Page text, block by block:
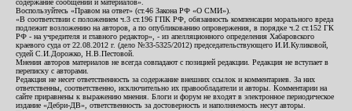
содержание сообщений и материалов».
Воспользуйтесь «Правом на ответ» (ст.46 Закона РФ «О СМИ»).
«В соответствии с положением ч.3 ст.196 ГПК РФ, обязанность компенсации морального вреда
подлежит возложению на авторов, а по опубликованию опровержения, в порядке ч.2 ст.152 ГК
РФ - на учредителя и главного редактор», - из апелляционного определения Хабаровского
краевого суда от 22.08.2012 г. (дело №33-5325/2012) председательствующего И.И.Куликовой,
судей С.И.Дорожко, Н.В.Пестовой.
Мнения авторов материалов не всегда совпадают с позицией редакции. Редакция не вступает в
переписку с авторами.
Редакция не несет ответственность за содержание внешних ссылок и комментариев. За них
ответственны, соответственно, исключительно их правообладатели и авторы. Комментарии на
сайте приравнены к выражению мнения. Блоги и форум не входят в электронное периодическое
издание «Дебри-ДВ», ответственность за достоверность и наполняемость несут авторы.